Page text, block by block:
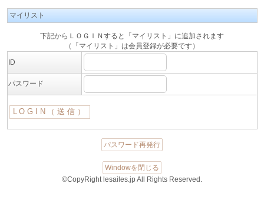
マイリスト
下記からＬＯＧＩＮすると「マイリスト」に追加されます
（「マイリスト」は会員登録が必要です）
ID
パスワード
パスワード再発行
Windowを閉じる
©CopyRight lesailes.jp All Rights Reserved.